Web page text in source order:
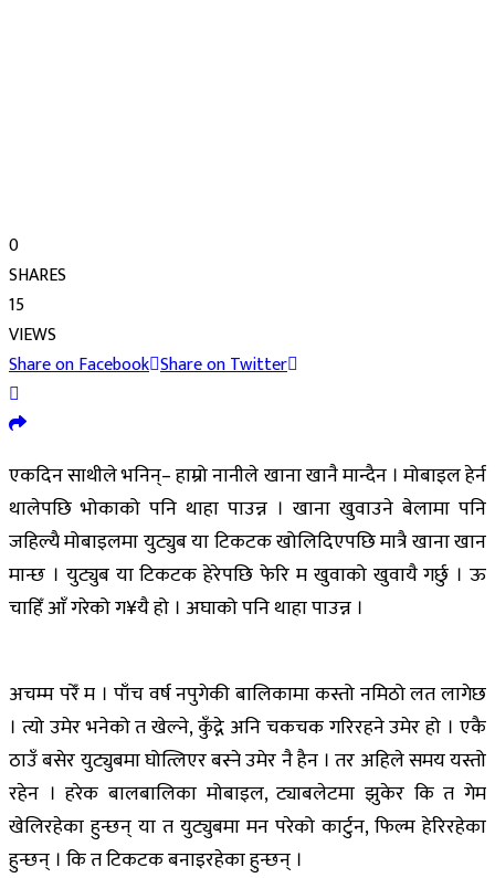
0
SHARES
15
VIEWS
Share on Facebook Share on Twitter
एकदिन साथीले भनिन्– हाम्रो नानीले खाना खानै मान्दैन । मोबाइल हेर्न
थालेपछि भोकाको पनि थाहा पाउन्न । खाना खुवाउने बेलामा पनि
जहिल्यै मोबाइलमा युट्युब या टिकटक खोलिदिएपछि मात्रै खाना खान
मान्छ । युट्युब या टिकटक हेरेपछि फेरि म खुवाको खुवायै गर्छु । ऊ
चाहिँ आँ गरेको ग¥यै हो । अघाको पनि थाहा पाउन्न ।
अचम्म परेँ म । पाँच वर्ष नपुगेकी बालिकामा कस्तो नमिठो लत लागेछ
। त्यो उमेर भनेको त खेल्ने, कुँद्ने अनि चकचक गरिरहने उमेर हो । एकै
ठाउँ बसेर युट्युबमा घोत्लिएर बस्ने उमेर नै हैन । तर अहिले समय यस्तो
रहेन । हरेक बालबालिका मोबाइल, ट्याबलेटमा झुकेर कि त गेम
खेलिरहेका हुन्छन् या त युट्युबमा मन परेको कार्टुन, फिल्म हेरिरहेका
हुन्छन् । कि त टिकटक बनाइरहेका हुन्छन् ।